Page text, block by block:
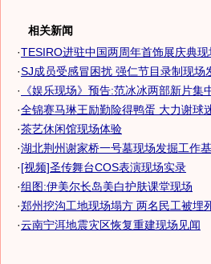
相关新闻
·TESIRO进驻中国两周年首饰展庆典现
·SJ成员受感冒困扰 强仁节目录制现场
· 《娱乐现场》预告:范冰冰两部新片集
·全锦赛马琳王励勤险得鸭蛋 大力谢球
·茶艺休闲馆现场体验
·湖北荆州谢家桥一号墓现场发掘工作
·[视频]圣传舞台COS表演现场实录
·组图:伊美尔长岛美白护肤课堂现场
·郑州挖沟工地现场塌方 两名民工被埋
·云南宁洱地震灾区恢复重建现场见闻